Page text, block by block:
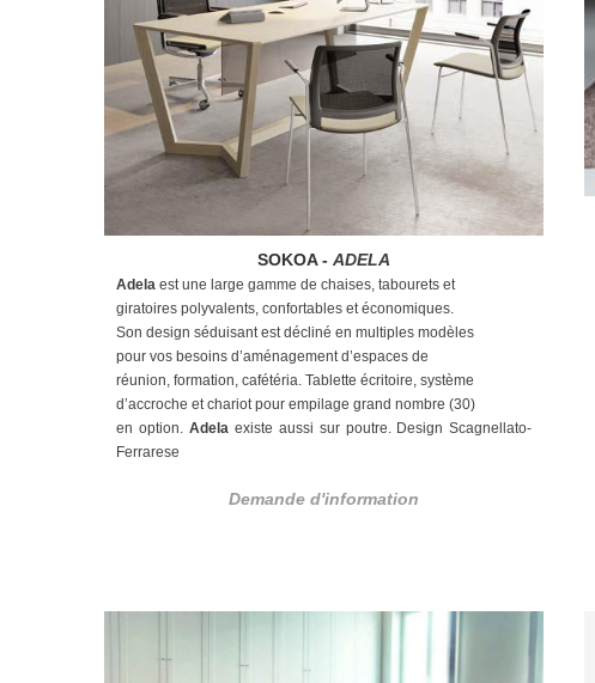
SOKOA -ADELA
Adela est une large gamme de chaises, tabourets et
giratoires polyvalents, confortables et économiques.
Son design séduisant est décliné en multiples modèles
pour vos besoins d’aménagement d’espaces de
réunion, formation, cafétéria. Tablette écritoire, système
d’accroche et chariot pour empilage grand nombre (30)
en option. Adelaexiste aussi sur poutre. Design Scagnellato-
Ferrarese
Demande d'information